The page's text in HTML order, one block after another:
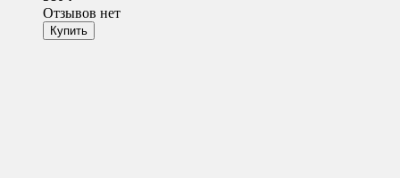
Отзывов нет